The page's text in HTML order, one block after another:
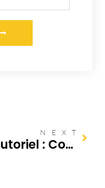
NEXT
Tutoriel : Comment déboucher vos canalisations à la maison avec du bicarbonate et du vinaigre